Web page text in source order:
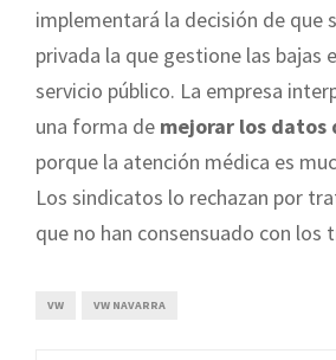
implementará la decisión de que
privada la que gestione las bajas
servicio público. La empresa
una forma de mejorar los datos
porque la atención médica es
Los sindicatos lo rechazan por
que no han consensuado con los
VW VW NAVARRA